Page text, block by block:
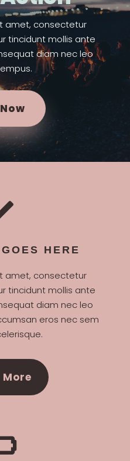
amet, consectetur
tincidunt mollis ante
diam nec leo
HERE
amet, consectetur
tincidunt mollis ante
diam nec leo
eros nec sem
More